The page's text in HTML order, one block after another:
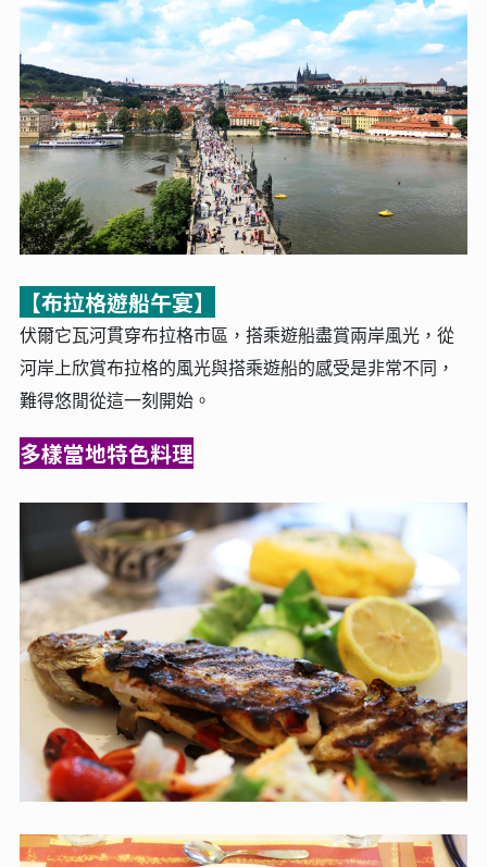
【布拉格遊船午宴】
伏爾它瓦河貫穿布拉格市區，搭乘遊船盡賞兩岸風光，從
河岸上欣賞布拉格的風光與搭乘遊船的感受是非常不同，
難得悠閒從這一刻開始。
多樣當地特色料理